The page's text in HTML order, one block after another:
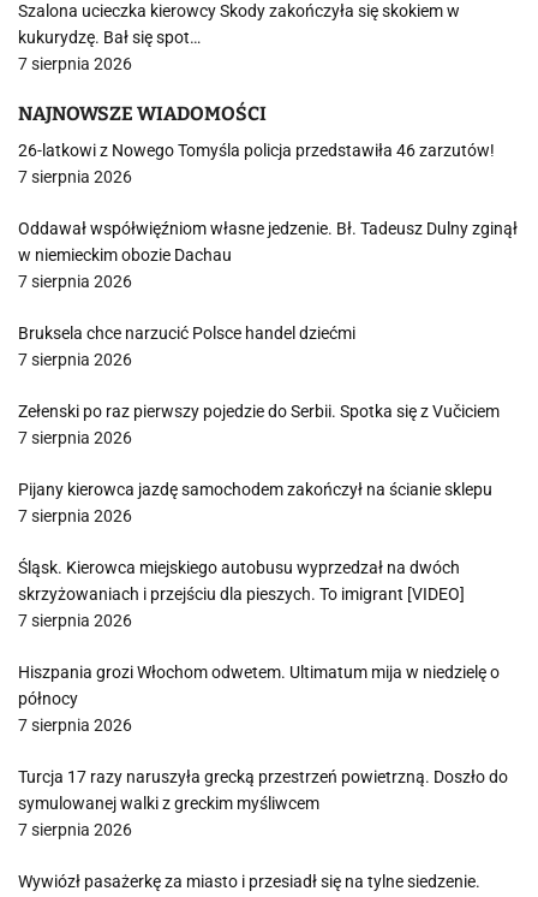
Szalona ucieczka kierowcy Skody zakończyła się skokiem w
kukurydzę. Bał się spot…
7 sierpnia 2026
NAJNOWSZE WIADOMOŚCI
26-latkowi z Nowego Tomyśla policja przedstawiła 46 zarzutów!
7 sierpnia 2026
Oddawał współwięźniom własne jedzenie. Bł. Tadeusz Dulny zginął
w niemieckim obozie Dachau
7 sierpnia 2026
Bruksela chce narzucić Polsce handel dziećmi
7 sierpnia 2026
Zełenski po raz pierwszy pojedzie do Serbii. Spotka się z Vučiciem
7 sierpnia 2026
Pijany kierowca jazdę samochodem zakończył na ścianie sklepu
7 sierpnia 2026
Śląsk. Kierowca miejskiego autobusu wyprzedzał na dwóch
skrzyżowaniach i przejściu dla pieszych. To imigrant [VIDEO]
7 sierpnia 2026
Hiszpania grozi Włochom odwetem. Ultimatum mija w niedzielę o
północy
7 sierpnia 2026
Turcja 17 razy naruszyła grecką przestrzeń powietrzną. Doszło do
symulowanej walki z greckim myśliwcem
7 sierpnia 2026
Wywiózł pasażerkę za miasto i przesiadł się na tylne siedzenie.